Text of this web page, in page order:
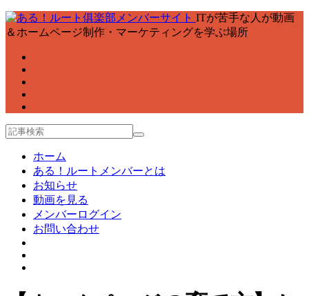
ITが苦手な人が動画
＆ホームページ制作・マーケティングを学ぶ場所
ホーム
ある！ルートメンバーとは
お知らせ
動画を見る
メンバーログイン
お問い合わせ